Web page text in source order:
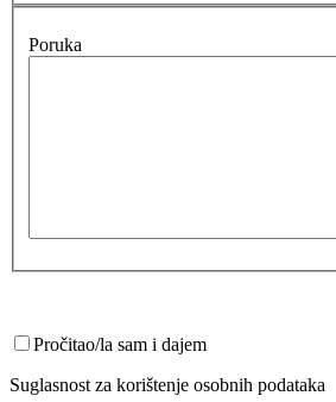
Poruka
Pročitao/la sam i dajem
Suglasnost za korištenje osobnih podataka